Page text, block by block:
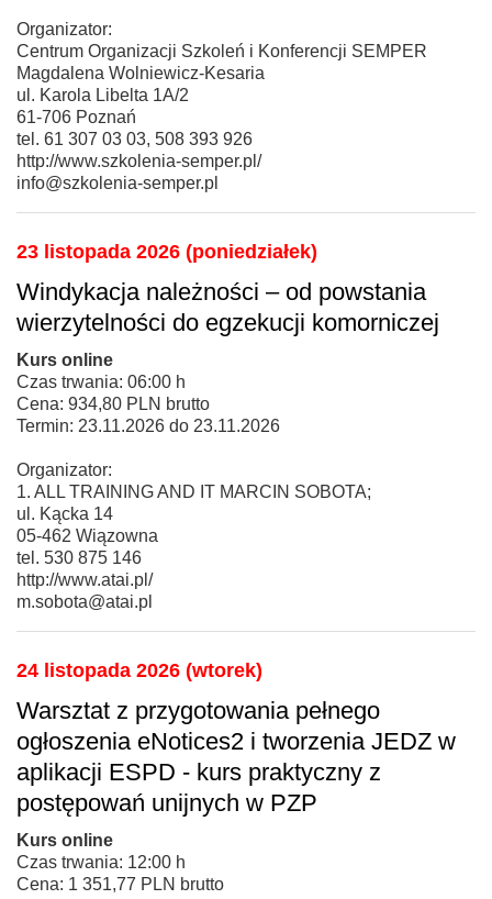
Organizator:
Centrum Organizacji Szkoleń i Konferencji SEMPER
Magdalena Wolniewicz-Kesaria
ul. Karola Libelta 1A/2
61-706 Poznań
tel. 61 307 03 03, 508 393 926
http://www.szkolenia-semper.pl/
info@szkolenia-semper.pl
23 listopada 2026 (poniedziałek)
Windykacja należności – od powstania
wierzytelności do egzekucji komorniczej
Kurs online
Czas trwania: 06:00 h
Cena: 934,80 PLN brutto
Termin: 23.11.2026 do 23.11.2026
Organizator:
1. ALL TRAINING AND IT MARCIN SOBOTA;
ul. Kącka 14
05-462 Wiązowna
tel. 530 875 146
http://www.atai.pl/
m.sobota@atai.pl
24 listopada 2026 (wtorek)
Warsztat z przygotowania pełnego
ogłoszenia eNotices2 i tworzenia JEDZ w
aplikacji ESPD - kurs praktyczny z
postępowań unijnych w PZP
Kurs online
Czas trwania: 12:00 h
Cena: 1 351,77 PLN brutto